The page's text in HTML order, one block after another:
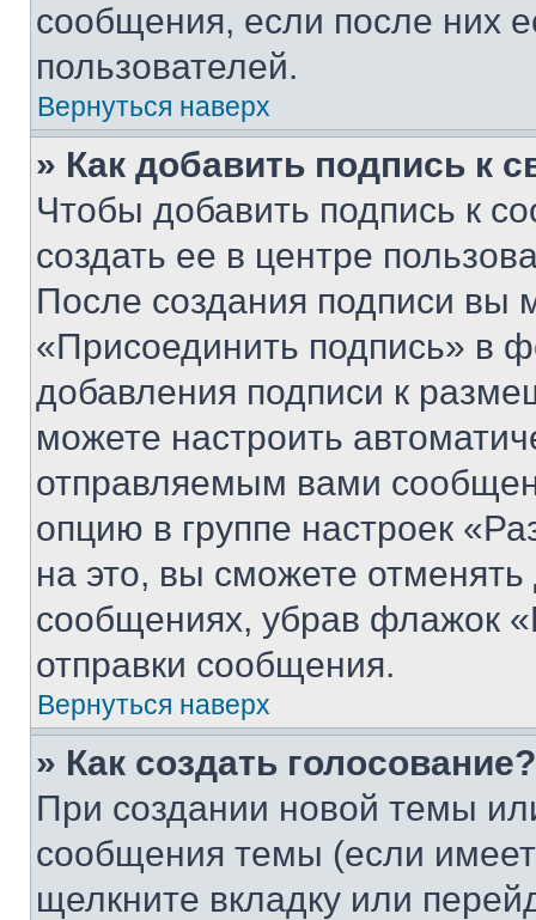
сообщения, если после них
пользователей.
Вернуться наверх
» Как добавить подпись к
Чтобы добавить подпись к
создать ее в центре
После создания подписи вы
«Присоединить подпись» в
добавления подписи к
можете настроить
отправляемым вами
опцию в группе настроек
на это, вы сможете
сообщениях, убрав флажок
отправки сообщения.
Вернуться наверх
» Как создать голосование?
При создании новой темы
сообщения темы (если
щелкните вкладку или